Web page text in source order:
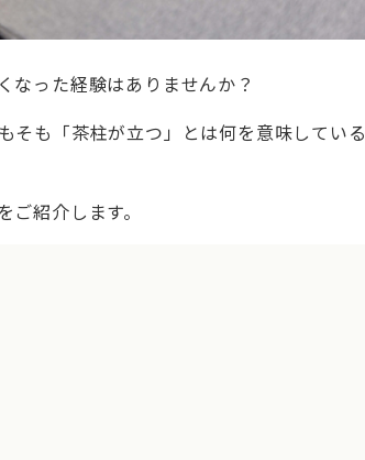
なった経験はありませんか？
そも「茶柱が立つ」とは何を意味している
紹介します。